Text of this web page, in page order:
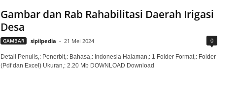
Gambar dan Rab Rahabilitasi Daerah Irigasi
Desa
GAMBAR sipilpedia - 21 Mei 2024 0
Detail Penulis,: Penerbit,: Bahasa,: Indonesia Halaman,: 1 Folder Format,: Folder
(Pdf dan Excel) Ukuran,: 2.20 Mb DOWNLOAD Download